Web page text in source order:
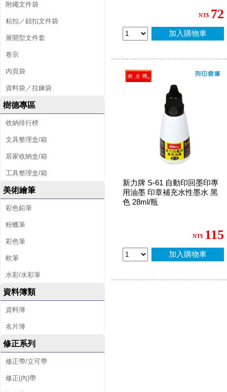
附繩文件袋
粘扣／鈕扣文件袋
展開型文件套
卷宗
內頁袋
資料袋／拉鍊袋
樹德專區
收納排行榜
文具整理盒/箱
居家收納盒/箱
工具整理盒/箱
美術繪筆
彩色鉛筆
粉蠟筆
彩色筆
軟筆
水彩/水彩筆
資料簿類
資料簿
名片簿
修正系列
修正帶/立可帶
修正(內)帶
NT$ 72
加入購物車
新力牌 S-61 自動印回墨印專
用油墨 印章補充水性墨水 黑
色 28ml/瓶
NT$ 115
加入購物車